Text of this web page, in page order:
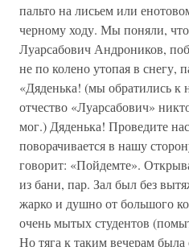
пальто на лисьем или
черному ходу. Мы поняли,
Луарсабович Андроников,
не по колено утопая в снегу,
«Дяденька! (мы обратились к
отчество «Луарсабович»
мог.) Дяденька! Проведите
поворачивается в нашу
говорит: «Пойдемте».
из бани, пар. Зал был без
жарко и душно от большого
очень мытых студентов
Но тяга к таким вечерам